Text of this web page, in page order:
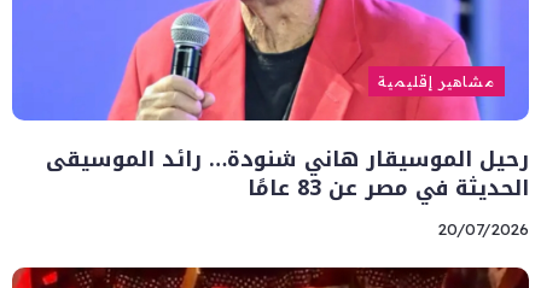
مشاهير إقليمية
رحيل الموسيقار هاني شنودة… رائد الموسيقى
الحديثة في مصر عن 83 عامًا
20/07/2026